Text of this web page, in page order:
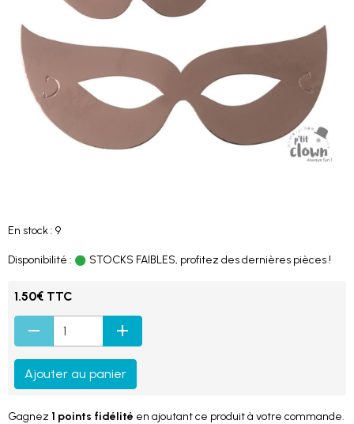
En stock : 9
Disponibilité : STOCKS FAIBLES, profitez des dernières pièces !
1.50€ TTC
Ajouter au panier
Gagnez 1 points fidélité en ajoutant ce produit à votre commande.